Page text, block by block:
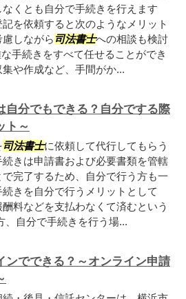
くとも自分で手続きを行えます
を依頼すると次のようなメリット
しながら 司法書士への相談も検討
手続きをすべて任せることができ
や作成など、手間がか...
自分でもできる？自分でする際
ト～
司法書士に依頼して代行してもらう
きは申請書および必要書類を管轄
完了するため、自分で行う方も一
きを自分で行うメリットとして
料などを支払わなくて済むという
、自分で手続きを行う場...
ンでできる？～オンライン申請